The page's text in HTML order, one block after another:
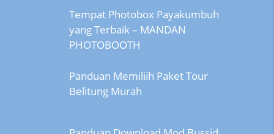
Tempat Photobox Payakumbuh
yang Terbaik – MANDAN
PHOTOBOOTH
Panduan Memiliih Paket Tour
Belitung Murah